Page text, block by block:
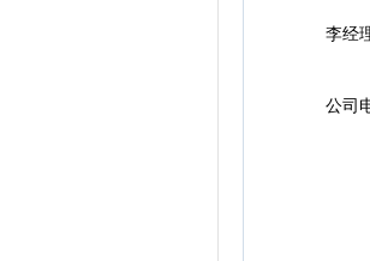
李经理
公司电